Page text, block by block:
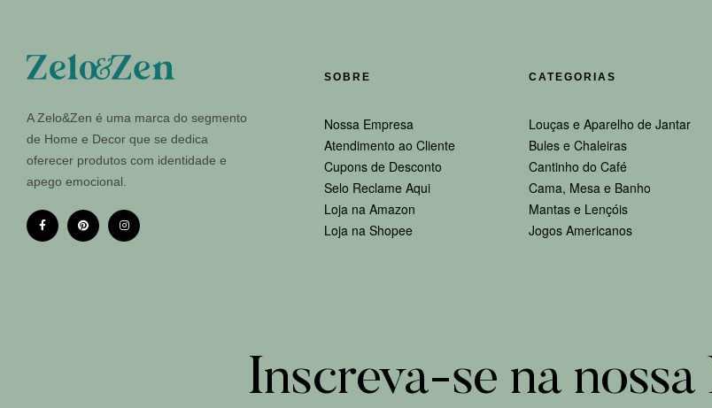
A Zelo&Zen é uma marca do segmento
de Home e Decor que se dedica
oferecer produtos com identidade e
apego emocional.
SOBRE
Nossa Empresa
Atendimento ao Cliente
Cupons de Desconto
Selo Reclame Aqui
Loja na Amazon
Loja na Shopee
CATEGORIAS
Louças e Aparelho de Jantar
Bules e Chaleiras
Cantinho do Café
Cama, Mesa e Banho
Mantas e Lençóis
Jogos Americanos
Inscreva-se na